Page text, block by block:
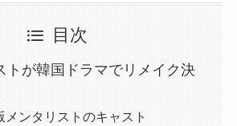
目次
トが韓国ドラマでリメイク決
メンタリストのキャスト